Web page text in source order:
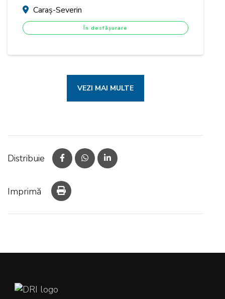
Caraș-Severin
În desfășurare
VEZI MAI MULTE
Distribuie
Imprimă